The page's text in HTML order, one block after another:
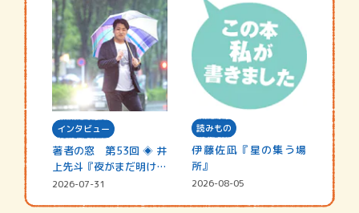
インタビュー
著者の窓 第53回 ◈ 井
上先斗『夜がまだ明けな
い』
2026-07-31
読みもの
伊藤佐凪『星の集う場
所』
2026-08-05